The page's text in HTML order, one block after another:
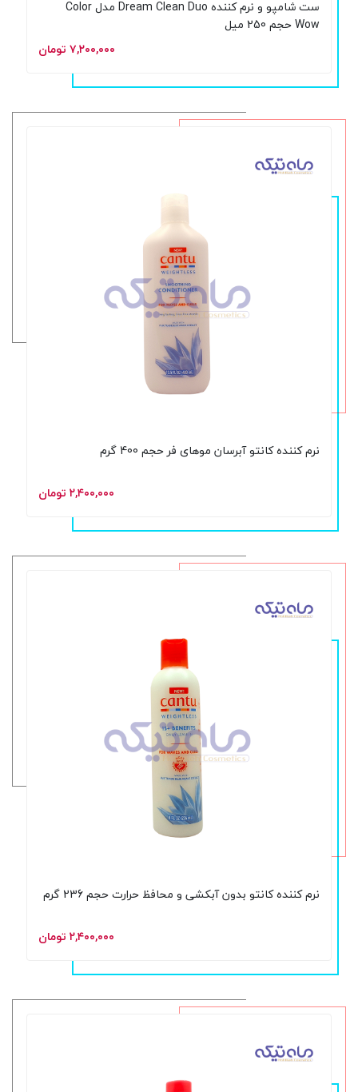
ست شامپو و نرم‌ کننده Dream Clean Duo مدل Color
Wow حجم 250 میل
۷,۲۰۰,۰۰۰ تومان
نرم کننده کانتو آبرسان موهای فر حجم 400 گرم
۲,۴۰۰,۰۰۰ تومان
نرم کننده کانتو بدون آبکشی و محافظ حرارت حجم 236 گرم
۲,۴۰۰,۰۰۰ تومان